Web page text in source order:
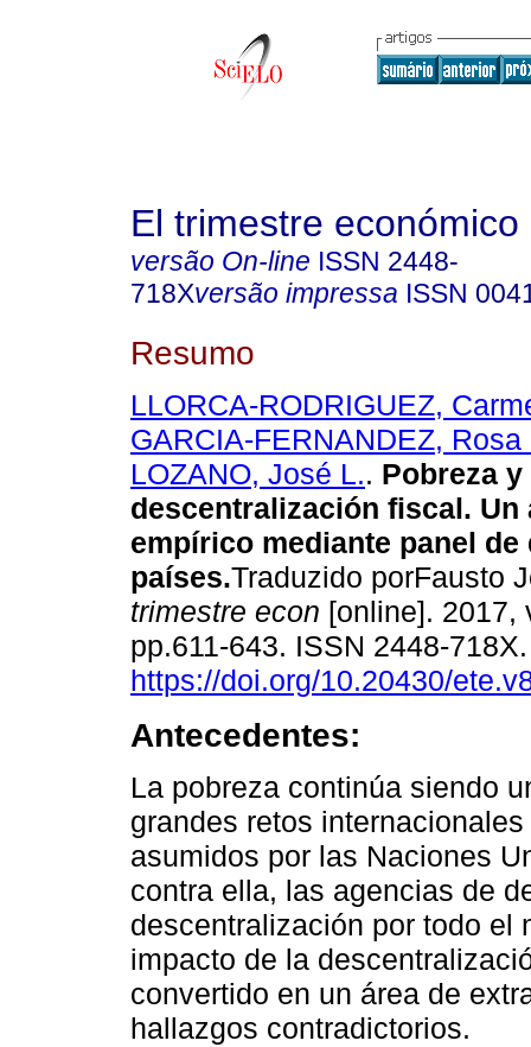
El trimestre económico
versão On-line ISSN 2448-
718Xversão impressa ISSN
Resumo
LLORCA-RODRIGUEZ,
GARCIA-FERNANDEZ, Rosa
LOZANO, José L.. Pobreza y
descentralización fiscal. Un
empírico mediante panel de
países.Traduzido porFausto
trimestre econ [online]. 2017,
pp.611-643. ISSN 2448-
https://doi.org/10.20430/
Antecedentes:
La pobreza continúa siendo
grandes retos
asumidos por las Naciones
contra ella, las agencias de
descentralización por todo el
impacto de la
convertido en un área de
hallazgos contradictorios.